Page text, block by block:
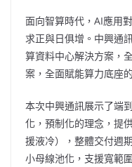
面向智算時代，AI應用
求正與日俱增。中興通
算資料中心解決方案，
案，全面賦能算力底座
本次中興通訊展示了端
化，預制化的理念，提
援液冷），整體交付週
小母線池化，支援寬範